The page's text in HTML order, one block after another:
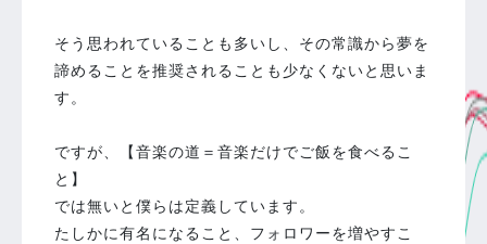
そう思われていることも多いし、その常識から夢を
諦めることを推奨されることも少なくないと思いま
す。
ですが、【音楽の道＝音楽だけでご飯を食べるこ
と】
では無いと僕らは定義しています。
たしかに有名になること、フォロワーを増やすこ